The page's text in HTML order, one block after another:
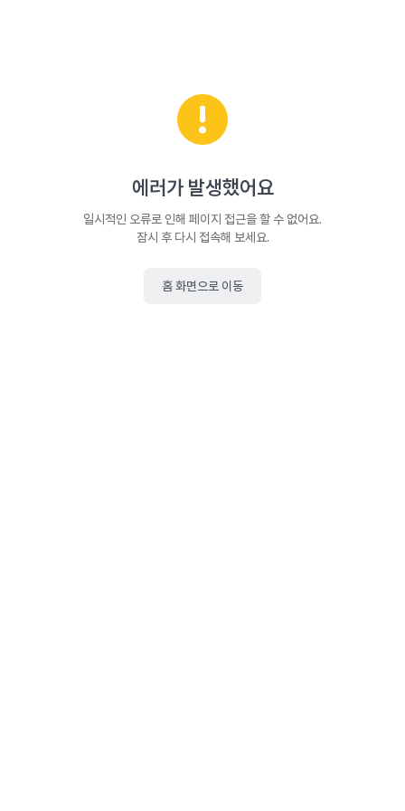
에러가 발생했어요
일시적인 오류로 인해 페이지 접근을 할 수 없어요.
잠시 후 다시 접속해 보세요.
홈 화면으로 이동